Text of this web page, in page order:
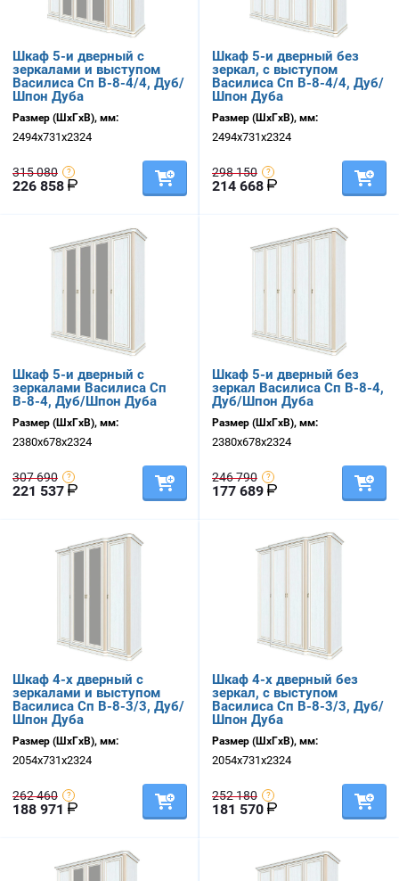
Шкаф 5-и дверный с
зеркалами и выступом
Василиса Сп В-8-4/4, Дуб/
Шпон Дуба
Размер (ШхГхВ), мм:
2494х731х2324
315 080
226 858
Шкаф 5-и дверный без
зеркал, с выступом
Василиса Сп В-8-4/4, Дуб/
Шпон Дуба
Размер (ШхГхВ), мм:
2494х731х2324
298 150
214 668
Шкаф 5-и дверный с
зеркалами Василиса Сп
В-8-4, Дуб/Шпон Дуба
Размер (ШхГхВ), мм:
2380х678х2324
307 690
221 537
Шкаф 5-и дверный без
зеркал Василиса Сп В-8-4,
Дуб/Шпон Дуба
Размер (ШхГхВ), мм:
2380х678х2324
246 790
177 689
Шкаф 4-х дверный с
зеркалами и выступом
Василиса Сп В-8-3/3, Дуб/
Шпон Дуба
Размер (ШхГхВ), мм:
2054х731х2324
262 460
188 971
Шкаф 4-х дверный без
зеркал, с выступом
Василиса Сп В-8-3/3, Дуб/
Шпон Дуба
Размер (ШхГхВ), мм:
2054х731х2324
252 180
181 570